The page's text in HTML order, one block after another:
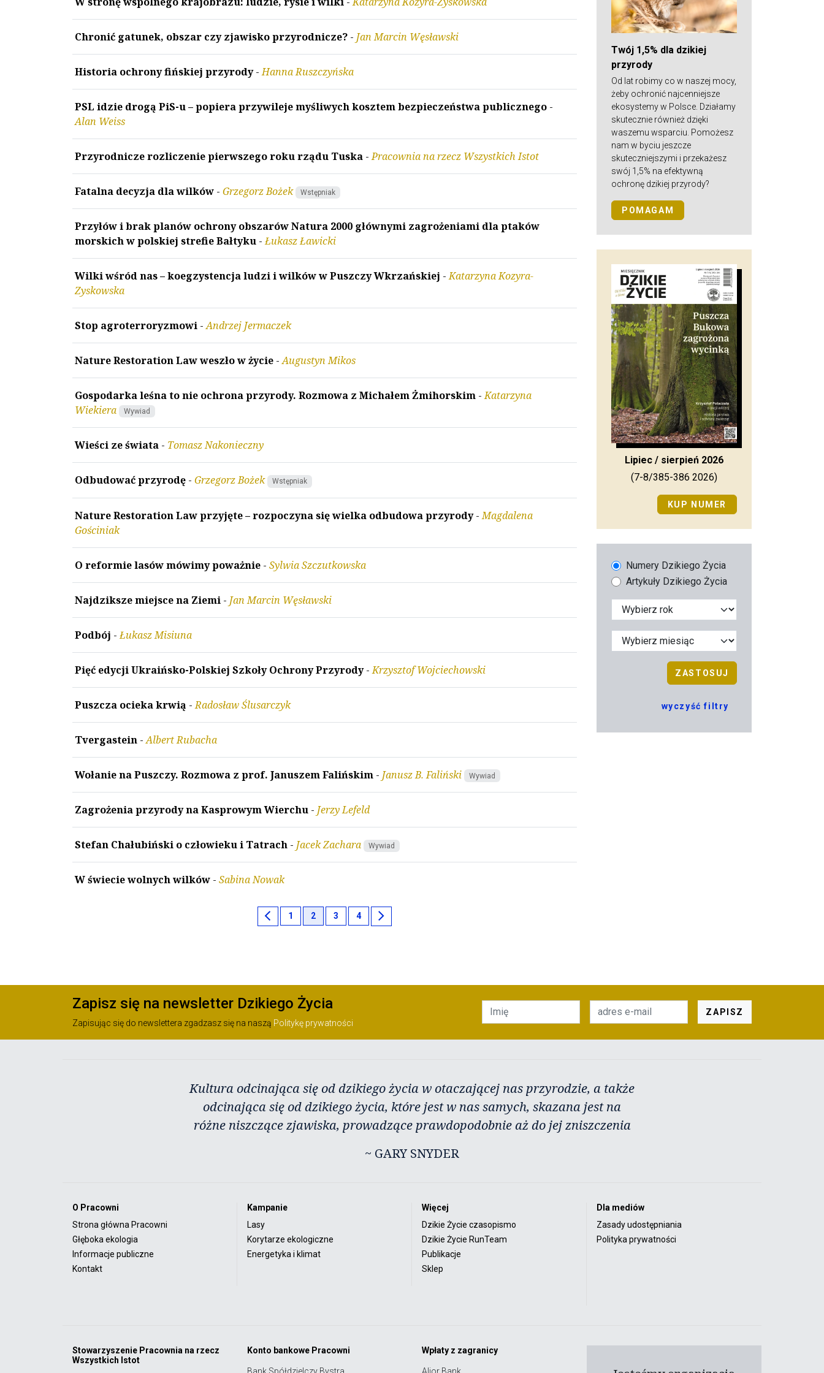
Chronić gatunek, obszar czy zjawisko przyrodnicze? - Jan Marcin Węsławski
Historia ochrony fińskiej przyrody-Hanna Ruszczyńska
PSL idzie drogą PiS-u – popiera przywileje myśliwych kosztem bezpieczeństwa publicznego -
Alan Weiss
Przyrodnicze rozliczenie pierwszego roku rządu Tuska -Pracownia na rzecz Wszystkich Istot
Fatalna decyzja dla wilków - Grzegorz Bożek Wstępniak
Przyłów i brak planów ochrony obszarów Natura 2000 głównymi zagrożeniami dla ptaków
morskich w polskiej strefie Bałtyku -Łukasz Ławicki
Wilki wśród nas – koegzystencja ludzi i wilków w Puszczy Wkrzańskiej -Katarzyna Kozyra-
Zyskowska
Stop agroterroryzmowi -Andrzej Jermaczek
Nature Restoration Law weszło w życie -Augustyn Mikos
Gospodarka leśna to nie ochrona przyrody. Rozmowa z Michałem Żmihorskim -Katarzyna
Wiekiera
Wywiad
Wieści ze świata - Tomasz Nakonieczny
Odbudować przyrodę - Grzegorz Bożek Wstępniak
Nature Restoration Law przyjęte – rozpoczyna się wielka odbudowa przyrody-Magdalena
Gościniak
O reformie lasów mówimy poważnie - Sylwia Szczutkowska
Najdziksze miejsce na Ziemi - Jan Marcin Węsławski
Podbój -Łukasz Misiuna
Pięć edycji Ukraińsko-Polskiej Szkoły Ochrony Przyrody-Krzysztof Wojciechowski
Puszcza ocieka krwią -Radosław Ślusarczyk
Tvergastein -Albert Rubacha
Wołanie na Puszczy. Rozmowa z prof. Januszem Falińskim - Janusz B. Faliński Wywiad
Zagrożenia przyrody na Kasprowym Wierchu - Jerzy Lefeld
Stefan Chałubiński o człowieku i Tatrach - Jacek Zachara Wywiad
W świecie wolnych wilków - Sabina Nowak
chevron_left 1 2 3 4 chevron_right
Twój 1,5% dla dzikiej
przyrody
Od lat robimy co w naszej mocy,
żeby ochronić najcenniejsze
ekosystemy w Polsce. Działamy
skutecznie również dzięki
waszemu wsparciu. Pomożesz
nam w byciu jeszcze
skuteczniejszymi i przekażesz
swój 1,5% na efektywną
ochronę dzikiej przyrody?
POMAGAM
Lipiec / sierpień 2026
(7-8/385-386 2026)
KUP NUMER
Numery Dzikiego Życia
Artykuły Dzikiego Życia
ZASTOSUJ
wyczyść filtry
Zapisz się na newsletter Dzikiego Życia
Zapisując się do newslettera zgadzasz się na naszą Politykę prywatności
ZAPISZ
Kultura odcinająca się od dzikiego życia w otaczającej nas przyrodzie, a także
odcinająca się od dzikiego życia, które jest w nas samych, skazana jest na
różne niszczące zjawiska, prowadzące prawdopodobnie aż do jej zniszczenia
~ GARY SNYDER
O Pracowni
Strona główna Pracowni
Głęboka ekologia
Informacje publiczne
Kontakt
Kampanie
Lasy
Korytarze ekologiczne
Energetyka i klimat
Więcej
Dzikie Życie czasopismo
Dzikie Życie RunTeam
Publikacje
Sklep
Dla mediów
Zasady udostępniania
Polityka prywatności
Stowarzyszenie Pracownia na rzecz
Wszystkich Istot
Konto bankowe Pracowni Wpłaty z zagranicy